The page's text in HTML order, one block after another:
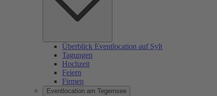
Überblick Eventlocation auf Sylt
Tagungen
Hochzeit
Feiern
Firmen
Eventlocation am Tegernsee